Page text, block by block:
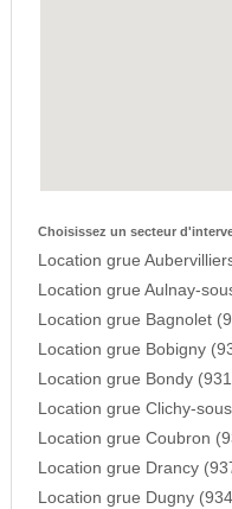
Choisissez un secteur
Location grue
Location grue Aulnay-
Location grue Bagnolet
Location grue Bobigny
Location grue Bondy
Location grue Clichy-
Location grue Coubron
Location grue Drancy
Location grue Dugny